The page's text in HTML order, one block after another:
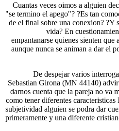
?Cuantas veces oimos a alguien
"se termino el apego"? ?Es tan
de el final sobre una conexion? ?Y
vida? En
empantanarse quienes sienten
aunque nunca se animan a dar el
De despejar varios
Sebastian Girona (MN 44140)
darnos cuenta que la pareja no va
como tener diferentes
subjetividad alguien se podra dar
primeramente y una diferente